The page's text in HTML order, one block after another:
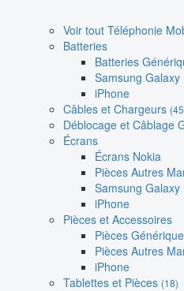
Voir tout Téléphonie
Batteries
Batteries
Samsung Galaxy
iPhone
Câbles et Chargeurs
Déblocage et Câblage
Écrans
Écrans Nokia
Pièces Autres
Samsung Galaxy
iPhone
Pièces et Accessoires
Pièces
Pièces Autres
iPhone
Tablettes et Pièces (18)